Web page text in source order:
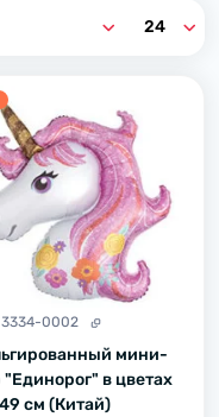
3334-0002
мини-
в цветах
см (Китай)